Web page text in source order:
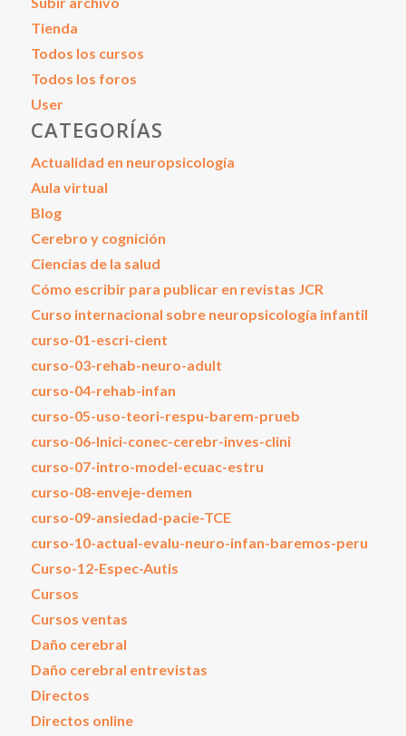
Tienda
Todos los cursos
Todos los foros
User
CATEGORÍAS
Actualidad en neuropsicología
Aula virtual
Blog
Cerebro y cognición
Ciencias de la salud
Cómo escribir para publicar en revistas JCR
Curso internacional sobre neuropsicología infantil
curso-01-escri-cient
curso-03-rehab-neuro-adult
curso-04-rehab-infan
curso-05-uso-teori-respu-barem-prueb
curso-06-Inici-conec-cerebr-inves-clini
curso-07-intro-model-ecuac-estru
curso-08-enveje-demen
curso-09-ansiedad-pacie-TCE
curso-10-actual-evalu-neuro-infan-baremos-peru
Curso-12-Espec-Autis
Cursos
Cursos ventas
Daño cerebral
Daño cerebral entrevistas
Directos
Directos online